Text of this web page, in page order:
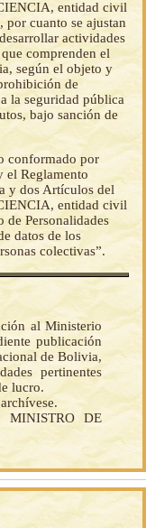
entidad civil
cuanto se ajustan
actividades
comprenden el
según el objeto y
de
la seguridad pública
bajo sanción de
conformado por
el Reglamento
y dos Artículos del
entidad civil
de Personalidades
datos de los
colectivas”.
al Ministerio
publicación
de Bolivia,
pertinentes
lucro.
MINISTRO DE